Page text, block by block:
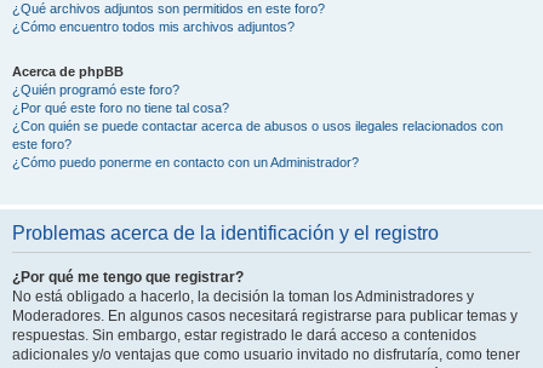
¿Qué archivos adjuntos son permitidos en este foro?
¿Cómo encuentro todos mis archivos adjuntos?
Acerca de phpBB
¿Quién programó este foro?
¿Por qué este foro no tiene tal cosa?
¿Con quién se puede contactar acerca de abusos o usos ilegales relacionados con
este foro?
¿Cómo puedo ponerme en contacto con un Administrador?
Problemas acerca de la identificación y el registro
¿Por qué me tengo que registrar?
No está obligado a hacerlo, la decisión la toman los Administradores y
Moderadores. En algunos casos necesitará registrarse para publicar temas y
respuestas. Sin embargo, estar registrado le dará acceso a contenidos
adicionales y/o ventajas que como usuario invitado no disfrutaría, como tener